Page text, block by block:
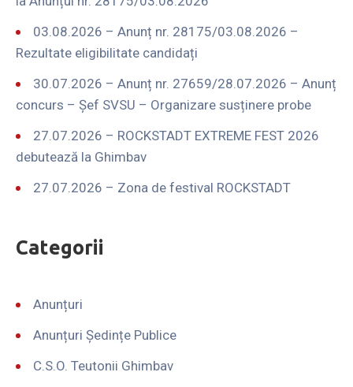
03.08.2026 – Anunț nr. 28175/03.08.2026 –
Rezultate eligibilitate candidați
30.07.2026 – Anunț nr. 27659/28.07.2026 – Anunț
concurs – Șef SVSU – Organizare susținere probe
27.07.2026 – ROCKSTADT EXTREME FEST 2026
debutează la Ghimbav
27.07.2026 – Zona de festival ROCKSTADT
Categorii
Anunțuri
Anunțuri Ședințe Publice
C.S.O. Teutonii Ghimbav